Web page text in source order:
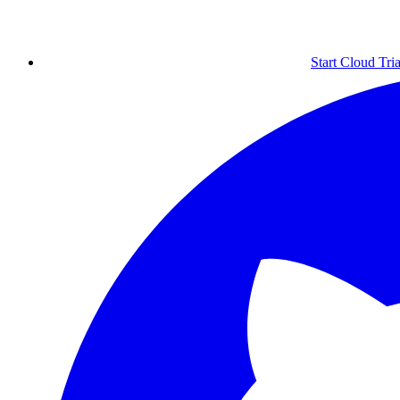
Start Cloud